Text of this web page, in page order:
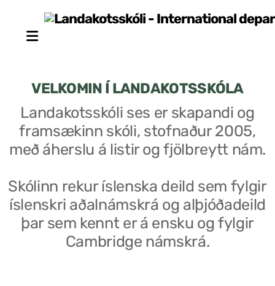
VELKOMIN Í LANDAKOTSSKÓLA
Landakotsskóli ses er skapandi og
framsækinn skóli, stofnaður 2005,
með áherslu á listir og fjölbreytt nám.
Skólinn rekur íslenska deild sem fylgir
íslenskri aðalnámskrá og alþjóðadeild
þar sem kennt er á ensku og fylgir
Cambridge námskrá.
Stjórn sjálfseignarstofnunar
Skólaráð
Fundargerðir skólaráðs